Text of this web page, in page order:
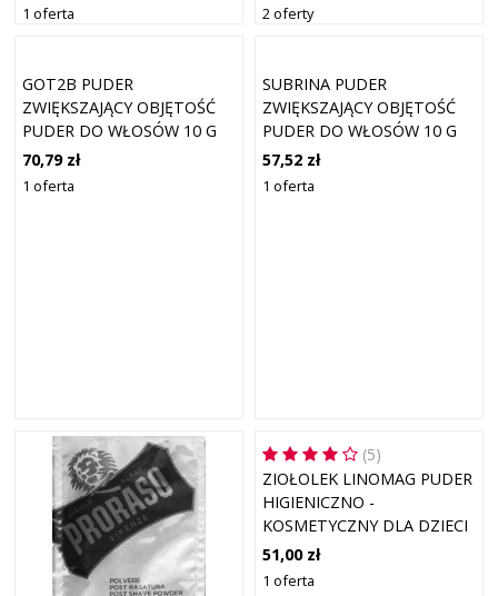
1 oferta 2 oferty
GOT2B PUDER
ZWIĘKSZAJĄCY OBJĘTOŚĆ
PUDER DO WŁOSÓW 10 G
70,79 zł
1 oferta
SUBRINA PUDER
ZWIĘKSZAJĄCY OBJĘTOŚĆ
PUDER DO WŁOSÓW 10 G
57,52 zł
1 oferta
(5)
ZIOŁOLEK LINOMAG PUDER
HIGIENICZNO -
KOSMETYCZNY DLA DZIECI
I NIEMOWLĄT 120 G
51,00 zł
1 oferta